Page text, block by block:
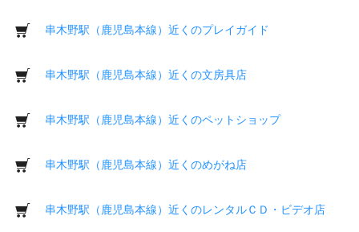
串木野駅（鹿児島本線）近くのプレイガイド
串木野駅（鹿児島本線）近くの文房具店
串木野駅（鹿児島本線）近くのペットショップ
串木野駅（鹿児島本線）近くのめがね店
串木野駅（鹿児島本線）近くのレンタルＣＤ・ビデオ店